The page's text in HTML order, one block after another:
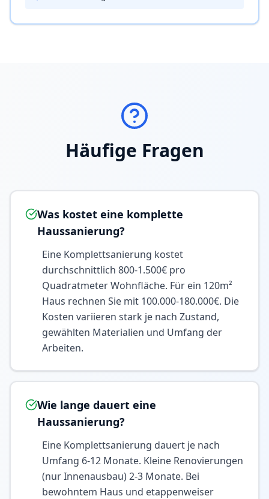
Häufige Fragen
Was kostet eine komplette
Haussanierung?
Eine Komplettsanierung kostet
durchschnittlich 800-1.500€ pro
Quadratmeter Wohnfläche. Für ein 120m²
Haus rechnen Sie mit 100.000-180.000€. Die
Kosten variieren stark je nach Zustand,
gewählten Materialien und Umfang der
Arbeiten.
Wie lange dauert eine
Haussanierung?
Eine Komplettsanierung dauert je nach
Umfang 6-12 Monate. Kleine Renovierungen
(nur Innenausbau) 2-3 Monate. Bei
bewohntem Haus und etappenweiser